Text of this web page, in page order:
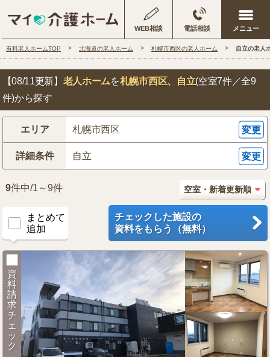
WEB相談 電話相談
有料老人ホームTOP 北海道の老人ホーム 札幌市西区の老人ホーム 自立の老人
【08/11更新】 老人ホームを札幌市西区、自立(空室7件／全9
件)から探す
エリア 札幌市西区 変更
詳細条件 自立 変更
9件中/1～9件
まとめて
追加
チェックした施設の
資料をもらう（無料）
資
料
請
求
チ
ェ
ッ
ク